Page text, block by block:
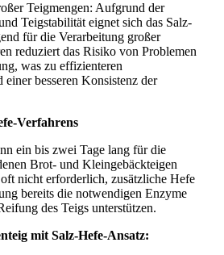
Teigmengen: Aufgrund der
Teigstabilität eignet sich das Salz-
für die Verarbeitung großer
reduziert das Risiko von Problemen
was zu effizienteren
einer besseren Konsistenz der
Verfahrens
ein bis zwei Tage lang für die
Brot- und Kleingebäckteigen
nicht erforderlich, zusätzliche Hefe
bereits die notwendigen Enzyme
des Teigs unterstützen.
mit Salz-Hefe-Ansatz: